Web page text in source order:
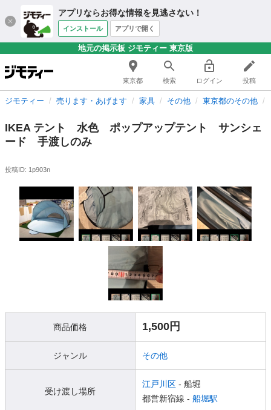
アプリならお得な情報を見逃さない！
インストール アプリで開く
地元の掲示板 ジモティー 東京版
東京都 検索 ログイン 投稿
ジモティー 売ります・あげます 家具 その他 東京都のその他
IKEA テント 水色 ポップアップテント サンシェ
ード 手渡しのみ
投稿ID: 1p903n
商品価格 1,500円
ジャンル その他
受け渡し場所
江戸川区 - 船堀
都営新宿線 - 船堀駅